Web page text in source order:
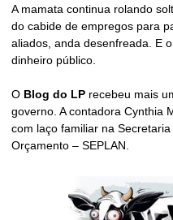
A mamata continua rolando
do cabide de empregos para
aliados, anda desenfreada. E
dinheiro público.
O Blog do LP recebeu mais
governo. A contadora Cynthia
com laço familiar na
Orçamento – SEPLAN.